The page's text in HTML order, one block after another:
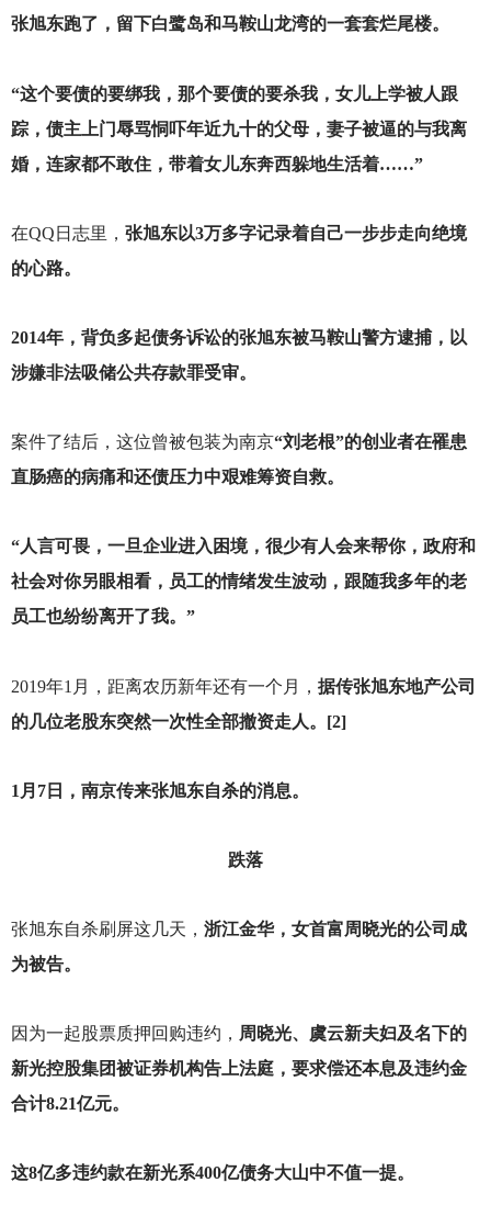
张旭东跑了，留下白鹭岛和马鞍山龙湾的一套套烂尾楼。
“这个要债的要绑我，那个要债的要杀我，女儿上学被人跟
踪，债主上门辱骂恫吓年近九十的父母，妻子被逼的与我离
婚，连家都不敢住，带着女儿东奔西躲地生活着……”
在QQ日志里， 张旭东以3万多字记录着自己一步步走向绝境
的心路。
2014年，背负多起债务诉讼的张旭东被马鞍山警方逮捕，以
涉嫌非法吸储公共存款罪受审。
案件了结后，这位曾被包装为南京“刘老根”的创业者在罹患
直肠癌的病痛和还债压力中艰难筹资自救。
“人言可畏，一旦企业进入困境，很少有人会来帮你，政府和
社会对你另眼相看，员工的情绪发生波动，跟随我多年的老
员工也纷纷离开了我。”
2019年1月，距离农历新年还有一个月， 据传张旭东地产公司
的几位老股东突然一次性全部撤资走人。[2]
1 月7日，南京传来张旭东自杀的消息。
跌落
张旭东自杀刷屏这几天， 浙江金华，女首富周晓光的公司成
为被告。
因为一起股票质押回购违约， 周晓光、虞云新夫妇及名下的
新光控股集团被证券机构告上法庭，要求偿还本息及违约金
合计8.21亿元。
这8亿多违约款在新光系400亿债务大山中不值一提。